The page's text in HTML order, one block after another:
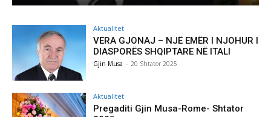
Aktualitet
VERA GJONAJ – NJË EMËR I NJOHUR I
DIASPORËS SHQIPTARE NË ITALI
Gjin Musa - 20 Shtator 2025
Aktualitet
Pregaditi Gjin Musa-Rome- Shtator